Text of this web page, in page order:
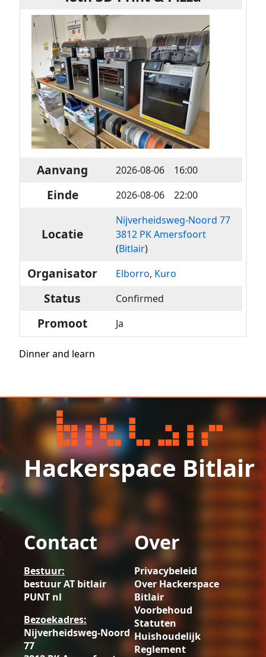
Aanvang 2026-08-06󠀠󠀠󠀠 16:00
Einde 2026-08-06󠀠󠀠󠀠 22:00
Locatie
Nijverheidsweg-Noord 77
3812 PK Amersfoort
(Bitlair)
Organisator Elborro, Kuro
Status Confirmed
Promoot Ja
Dinner and learn
Hackerspace Bitlair
Contact
Bestuur:
bestuur AT bitlair
PUNT nl
Bezoekadres:
Nijverheidsweg-Noord
77
Over
Privacybeleid
Over Hackerspace
Bitlair
Voorbehoud
Statuten
Huishoudelijk
Reglement